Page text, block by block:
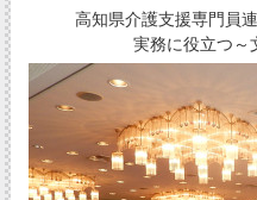
高知県介護支援専門員
実務に役立つ～